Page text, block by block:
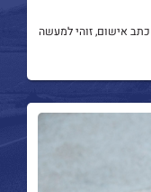
אישום, זוהי למעשה